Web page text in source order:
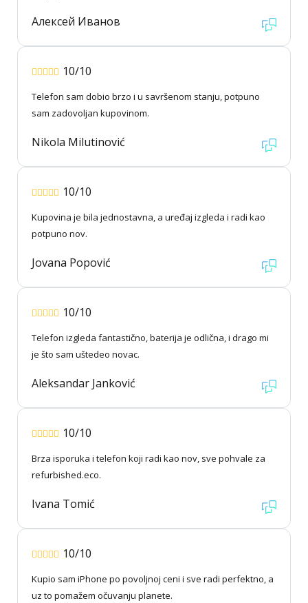
Алексей Иванов
10/10
Telefon sam dobio brzo i u savršenom stanju, potpuno
sam zadovoljan kupovinom.
Nikola Milutinović
10/10
Kupovina je bila jednostavna, a uređaj izgleda i radi kao
potpuno nov.
Jovana Popović
10/10
Telefon izgleda fantastično, baterija je odlična, i drago mi
je što sam uštedeo novac.
Aleksandar Janković
10/10
Brza isporuka i telefon koji radi kao nov, sve pohvale za
refurbished.eco.
Ivana Tomić
10/10
Kupio sam iPhone po povoljnoj ceni i sve radi perfektno, a
uz to pomažem očuvanju planete.